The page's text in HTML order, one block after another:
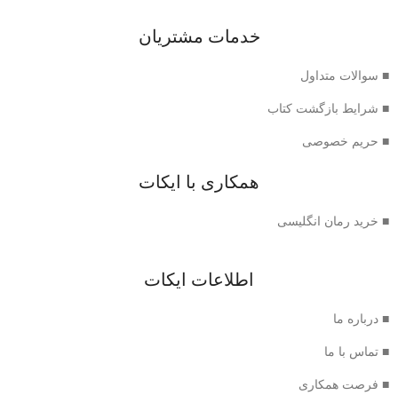
خدمات مشتریان
■ سوالات متداول
■ شرایط بازگشت کتاب
■ حریم خصوصی
همکاری با ایکات
■ خرید رمان انگلیسی
اطلاعات ایکات
■ درباره ما
■ تماس با ما
■ فرصت همکاری